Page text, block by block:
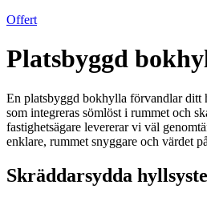
Offert
Platsbyggd
En platsbyggd bokhylla förvandlar ditt
som integreras sömlöst i rummet och
fastighetsägare levererar vi väl
enklare, rummet snyggare och värdet
Skräddarsydda